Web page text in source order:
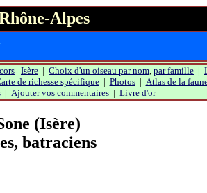
Alpes
Isère | Choix d'un oiseau par nom, par famille |
de richesse spécifique| Photos| Atlas de la
| Ajouter vos commentaires| Livre d'or
(Isère)
batraciens